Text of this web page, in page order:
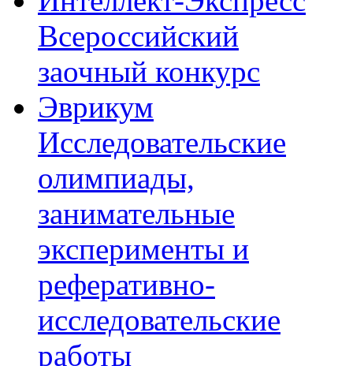
Всероссийский
заочный конкурс
Эврикум
Исследовательские
олимпиады,
занимательные
эксперименты и
реферативно-
исследовательские
работы